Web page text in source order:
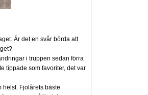
Är det en svår börda att
i truppen sedan förra
tippade som favoriter, det var
helst. Fjolårets bäste